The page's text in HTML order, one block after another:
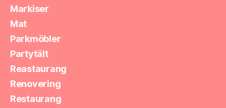
Markiser
Mat
Parkmöbler
Partytält
Reastaurang
Renovering
Restaurang